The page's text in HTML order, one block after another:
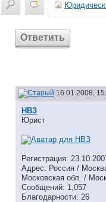
Ответить
16.01.2008,
НВЗ
Юрист
Регистрация:
Адрес: Россия /
Московская обл. /
Сообщений: 1,057
Благодарности: 26